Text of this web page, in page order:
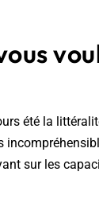
été la
sur les